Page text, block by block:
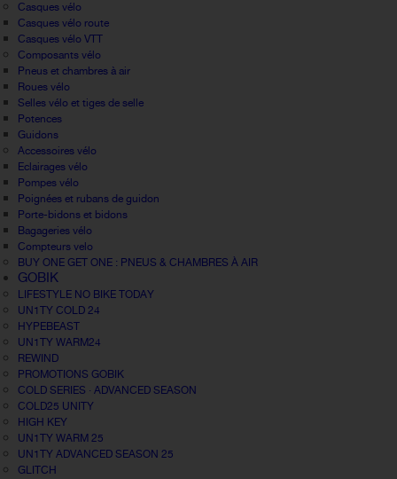
Casques vélo
Casques vélo route
Casques vélo VTT
Composants vélo
Pneus et chambres à air
Roues vélo
Selles vélo et tiges de selle
Potences
Guidons
Accessoires vélo
Eclairages vélo
Pompes vélo
Poignées et rubans de guidon
Porte-bidons et bidons
Bagageries vélo
Compteurs velo
BUY ONE GET ONE : PNEUS & CHAMBRES À AIR
GOBIK
LIFESTYLE NO BIKE TODAY
UN1TY COLD 24
HYPEBEAST
UN1TY WARM24
REWIND
PROMOTIONS GOBIK
COLD SERIES · ADVANCED SEASON
COLD25 UNITY
HIGH KEY
UN1TY WARM 25
UN1TY ADVANCED SEASON 25
GLITCH